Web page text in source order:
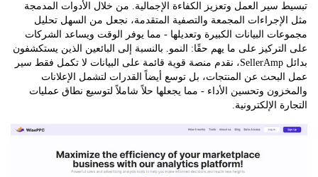
سير العمل وتعزيز الكفاءة الإجمالية. من خلال الأدوات المدمجة
المجمعة والتصفية المتقدمة، نجعل من السهل تحليل
البيانات الكبيرة وتعديلها - مما يوفر الوقت ويساعد الشركات
على ما يهم حقًا: النمو. بالنسبة إلى البائعين الذين يستكشفون
بدائل SellerAmp، نقدم منصة قوية قائمة على البيانات لا تكمل فقط سير
عن المنتجات، بل توسع أيضاً القدرات لتشمل الإعلانات
وتحسين الأداء - مما يجعلها حلاً شاملاً لتوسيع نطاق عمليات
الإلكترونية.